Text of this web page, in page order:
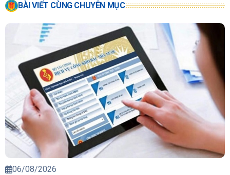
BÀI VIẾT CÙNG CHUYÊN MỤC
06/08/2026